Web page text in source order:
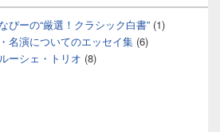
ぴーの“厳選！クラシック白書” (1)
名演についてのエッセイ集 (6)
ーシェ・トリオ (8)